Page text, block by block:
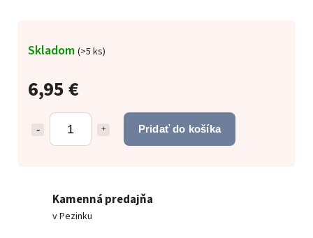
6,95 €
Pridať do košíka
Skladom (>5 ks)
Kamenná predajňa
v Pezinku